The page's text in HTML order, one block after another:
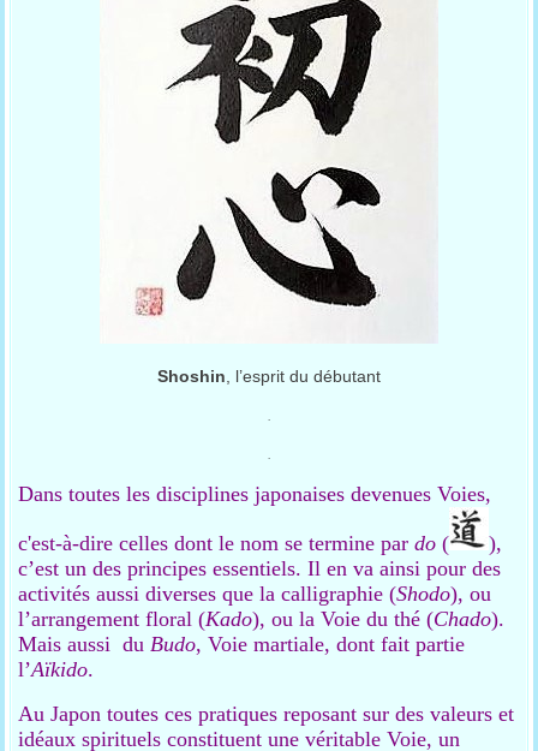
Shoshin , l’esprit du débutant
Dans toutes les disciplines japonaises devenues Voies,
c'est-à-dire celles dont le nom se termine pardo (
),
c’est un des principes essentiels. Il en va ainsi pour des
activités aussi diverses que la calligraphie (Shodo), ou
l’arrangement floral (Kado), ou la Voie du thé (Chado).
Mais aussi du Budo, Voie martiale, dont fait partie
l’Aïkido.
Au Japon toutes ces pratiques reposant sur des valeurs et
idéaux spirituels constituent une véritable Voie, un